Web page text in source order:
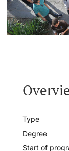
Course
Dates
Documents
Type
Degree
Start of